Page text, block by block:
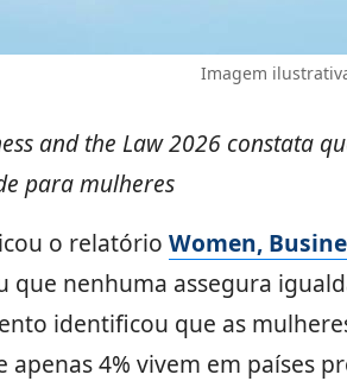
Imagem
and the Law 2026 constata
para mulheres
o relatório Women,
que nenhuma assegura
identificou que as
apenas 4% vivem em países